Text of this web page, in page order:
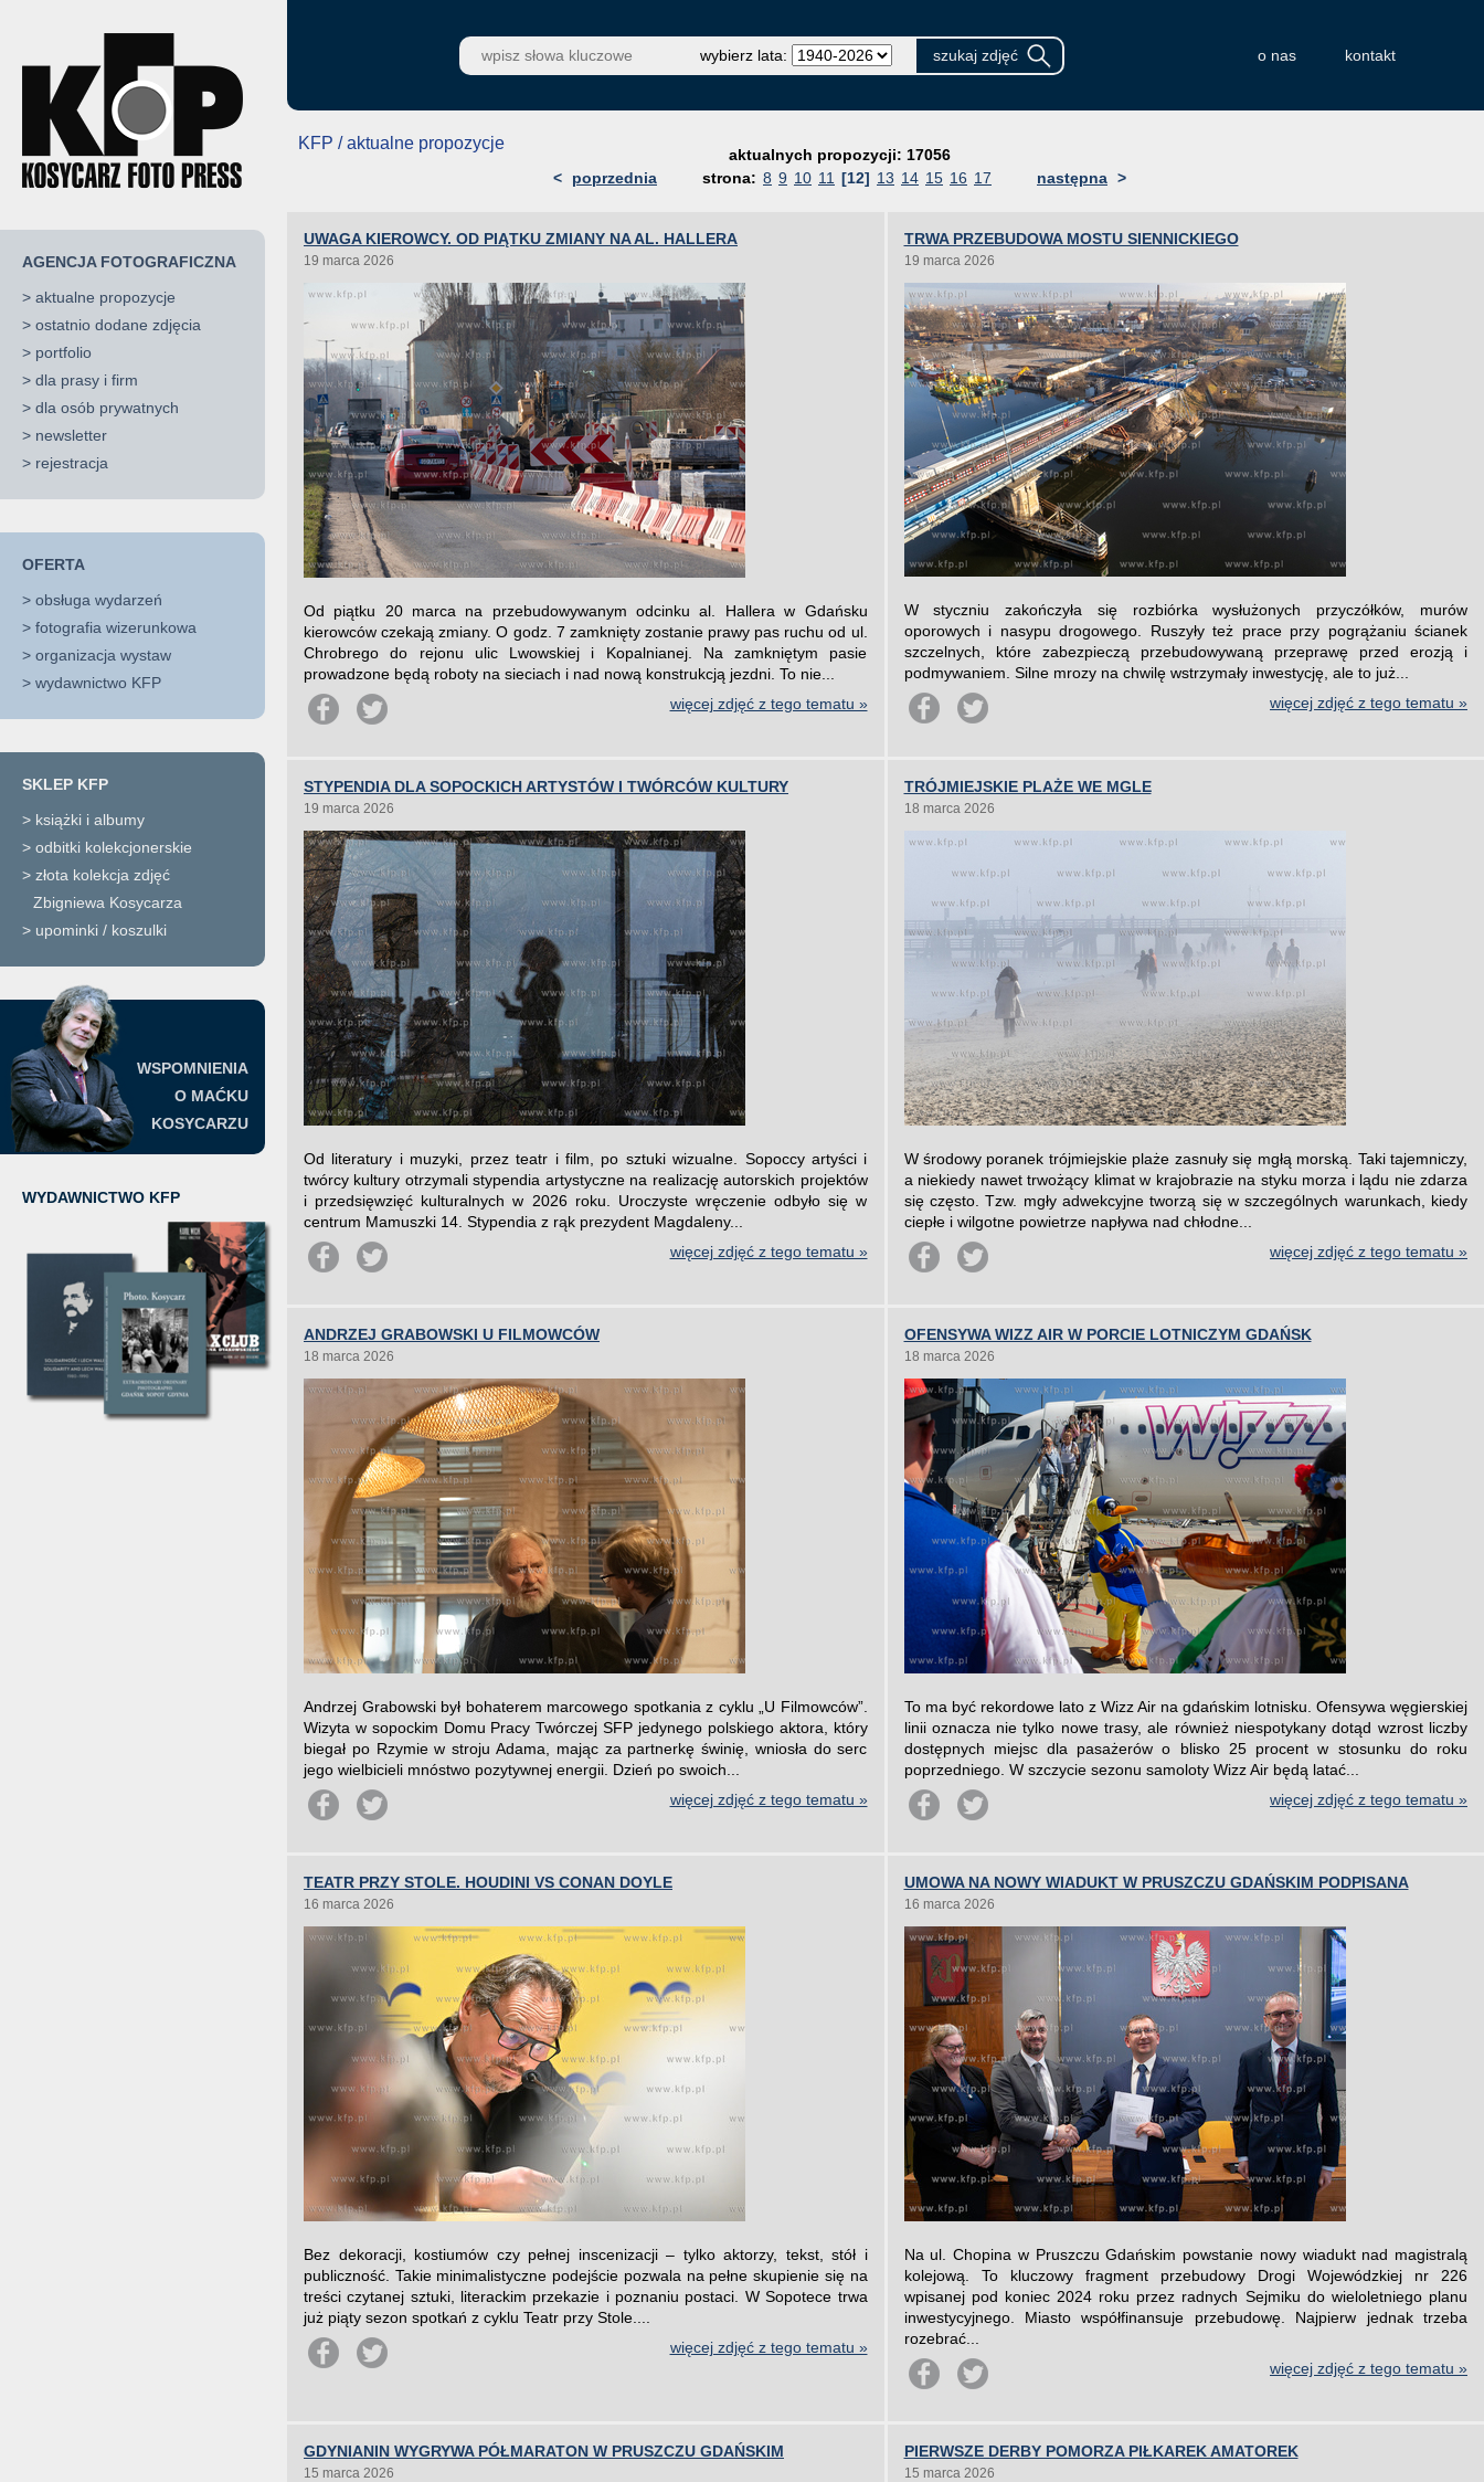
AGENCJA FOTOGRAFICZNA
> aktualne propozycje
> ostatnio dodane zdjęcia
> portfolio
> dla prasy i firm
> dla osób prywatnych
> newsletter
> rejestracja
OFERTA
> obsługa wydarzeń
> fotografia wizerunkowa
> organizacja wystaw
> wydawnictwo KFP
SKLEP KFP
> książki i albumy
> odbitki kolekcjonerskie
> złota kolekcja zdjęć
Zbigniewa Kosycarza
> upominki / koszulki
WSPOMNIENIA
O MAĆKU
KOSYCARZU
WYDAWNICTWO KFP
wybierz lata: o nas kontakt
KFP / aktualne propozycje
aktualnych propozycji: 17056
<
poprzednia strona: 8 9 10 11 [12] 13 14 15 16 17 następna >
UWAGA KIEROWCY. OD PIĄTKU ZMIANY NA AL. HALLERA
19 marca 2026
Od piątku 20 marca na przebudowywanym odcinku al. Hallera w Gdańsku
kierowców czekają zmiany. O godz. 7 zamknięty zostanie prawy pas ruchu od ul.
Chrobrego do rejonu ulic Lwowskiej i Kopalnianej. Na zamkniętym pasie
prowadzone będą roboty na sieciach i nad nową konstrukcją jezdni. To nie...
więcej zdjęć z tego tematu »
TRWA PRZEBUDOWA MOSTU SIENNICKIEGO
19 marca 2026
W styczniu zakończyła się rozbiórka wysłużonych przyczółków, murów
oporowych i nasypu drogowego. Ruszyły też prace przy pogrążaniu ścianek
szczelnych, które zabezpieczą przebudowywaną przeprawę przed erozją i
podmywaniem. Silne mrozy na chwilę wstrzymały inwestycję, ale to już...
więcej zdjęć z tego tematu »
STYPENDIA DLA SOPOCKICH ARTYSTÓW I TWÓRCÓW KULTURY
19 marca 2026
Od literatury i muzyki, przez teatr i film, po sztuki wizualne. Sopoccy artyści i
twórcy kultury otrzymali stypendia artystyczne na realizację autorskich projektów
i przedsięwzięć kulturalnych w 2026 roku. Uroczyste wręczenie odbyło się w
centrum Mamuszki 14. Stypendia z rąk prezydent Magdaleny...
więcej zdjęć z tego tematu »
TRÓJMIEJSKIE PLAŻE WE MGLE
18 marca 2026
W środowy poranek trójmiejskie plaże zasnuły się mgłą morską. Taki tajemniczy,
a niekiedy nawet trwożący klimat w krajobrazie na styku morza i lądu nie zdarza
się często. Tzw. mgły adwekcyjne tworzą się w szczególnych warunkach, kiedy
ciepłe i wilgotne powietrze napływa nad chłodne...
więcej zdjęć z tego tematu »
ANDRZEJ GRABOWSKI U FILMOWCÓW
18 marca 2026
Andrzej Grabowski był bohaterem marcowego spotkania z cyklu „U Filmowców”.
Wizyta w sopockim Domu Pracy Twórczej SFP jedynego polskiego aktora, który
biegał po Rzymie w stroju Adama, mając za partnerkę świnię, wniosła do serc
jego wielbicieli mnóstwo pozytywnej energii. Dzień po swoich...
więcej zdjęć z tego tematu »
OFENSYWA WIZZ AIR W PORCIE LOTNICZYM GDAŃSK
18 marca 2026
To ma być rekordowe lato z Wizz Air na gdańskim lotnisku. Ofensywa węgierskiej
linii oznacza nie tylko nowe trasy, ale również niespotykany dotąd wzrost liczby
dostępnych miejsc dla pasażerów o blisko 25 procent w stosunku do roku
poprzedniego. W szczycie sezonu samoloty Wizz Air będą latać...
więcej zdjęć z tego tematu »
TEATR PRZY STOLE. HOUDINI VS CONAN DOYLE
16 marca 2026
Bez dekoracji, kostiumów czy pełnej inscenizacji – tylko aktorzy, tekst, stół i
publiczność. Takie minimalistyczne podejście pozwala na pełne skupienie się na
treści czytanej sztuki, literackim przekazie i poznaniu postaci. W Sopotece trwa
już piąty sezon spotkań z cyklu Teatr przy Stole....
więcej zdjęć z tego tematu »
UMOWA NA NOWY WIADUKT W PRUSZCZU GDAŃSKIM PODPISANA
16 marca 2026
Na ul. Chopina w Pruszczu Gdańskim powstanie nowy wiadukt nad magistralą
kolejową. To kluczowy fragment przebudowy Drogi Wojewódzkiej nr 226
wpisanej pod koniec 2024 roku przez radnych Sejmiku do wieloletniego planu
inwestycyjnego. Miasto współfinansuje przebudowę. Najpierw jednak trzeba
rozebrać...
więcej zdjęć z tego tematu »
GDYNIANIN WYGRYWA PÓŁMARATON W PRUSZCZU GDAŃSKIM
15 marca 2026
PIERWSZE DERBY POMORZA PIŁKAREK AMATOREK
15 marca 2026